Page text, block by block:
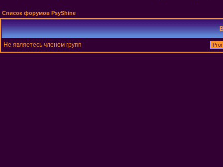
Список форумов PsyShine
Не являетесь членом групп